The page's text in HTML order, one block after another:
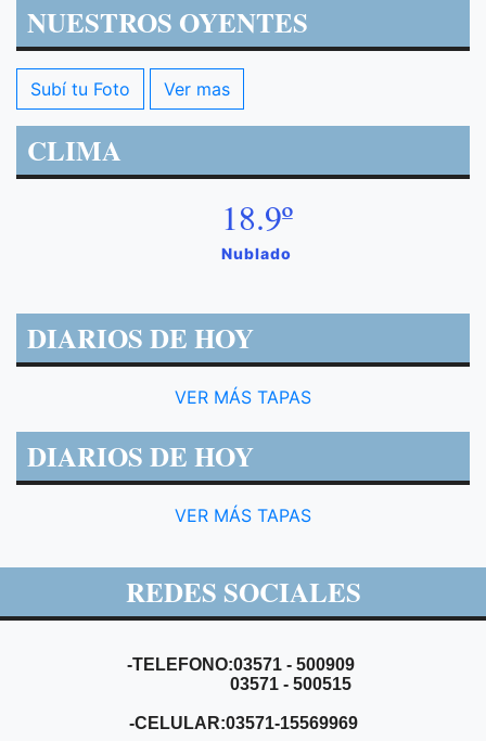
NUESTROS OYENTES
Subí tu Foto Ver mas
CLIMA
18.9º
Nublado
DIARIOS DE HOY
VER MÁS TAPAS
DIARIOS DE HOY
VER MÁS TAPAS
REDES SOCIALES
-TELEFONO:03571 - 500909
03571 - 500515
-CELULAR:03571-15569969